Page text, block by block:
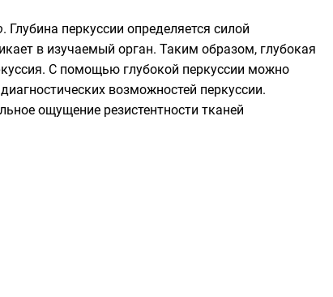
. Глубина перкуссии определяется силой
в изучаемый орган. Таким образом, глубокая
С помощью глубокой перкуссии можно
возможностей перкуссии.
ощущение резистентности тканей